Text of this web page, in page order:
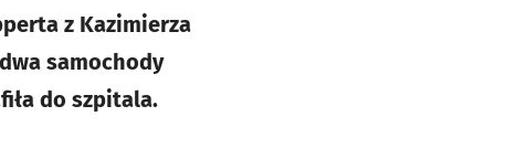
z Kazimierza
samochody
do szpitala.